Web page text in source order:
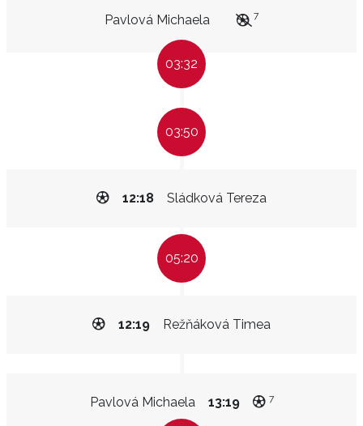
Pavlová Michaela 7
03:32
03:50
Sládková Tereza
12:18
05:20
Režňáková Timea
12:19
Pavlová Michaela 13:19 7